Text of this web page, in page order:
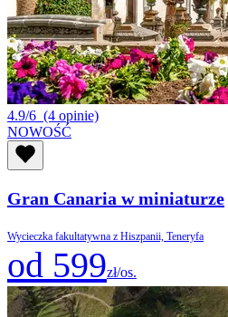
4.9/6 (4 opinie)
NOWOŚĆ
Gran Canaria w miniaturze
Wycieczka fakultatywna z Hiszpanii, Teneryfa
od 599zł/os.